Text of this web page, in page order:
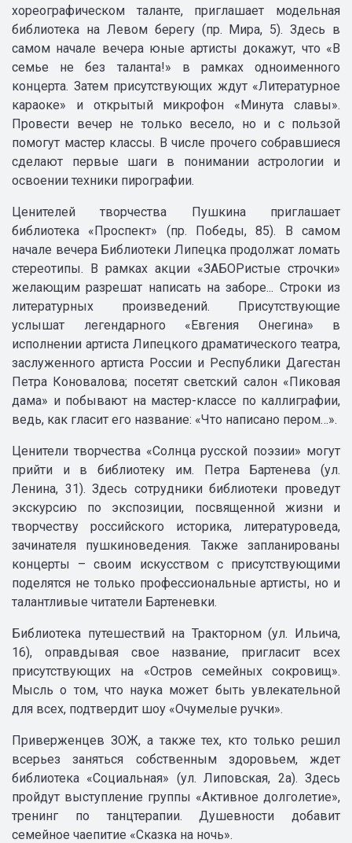
хореографическом таланте, приглашает модельная
библиотека на Левом берегу (пр. Мира, 5). Здесь в
самом начале вечера юные артисты докажут, что «В
семье не без таланта!» в рамках одноименного
концерта. Затем присутствующих ждут «Литературное
караоке» и открытый микрофон «Минута славы».
Провести вечер не только весело, но и с пользой
помогут мастер классы. В числе прочего собравшиеся
сделают первые шаги в понимании астрологии и
освоении техники пирографии.
Ценителей творчества Пушкина приглашает
библиотека «Проспект» (пр. Победы, 85). В самом
начале вечера Библиотеки Липецка продолжат ломать
стереотипы. В рамках акции «ЗАБОРистые строчки»
желающим разрешат написать на заборе... Строки из
литературных произведений. Присутствующие
услышат легендарного «Евгения Онегина» в
исполнении артиста Липецкого драматического театра,
заслуженного артиста России и Республики Дагестан
Петра Коновалова; посетят светский салон «Пиковая
дама» и побывают на мастер-классе по каллиграфии,
ведь, как гласит его название: «Что написано пером…».
Ценители творчества «Солнца русской поэзии» могут
прийти и в библиотеку им. Петра Бартенева (ул.
Ленина, 31). Здесь сотрудники библиотеки проведут
экскурсию по экспозиции, посвященной жизни и
творчеству российского историка, литературоведа,
зачинателя пушкиноведения. Также запланированы
концерты – своим искусством с присутствующими
поделятся не только профессиональные артисты, но и
талантливые читатели Бартеневки.
Библиотека путешествий на Тракторном (ул. Ильича,
16), оправдывая свое название, пригласит всех
присутствующих на «Остров семейных сокровищ».
Мысль о том, что наука может быть увлекательной
для всех, подтвердит шоу «Очумелые ручки».
Приверженцев ЗОЖ, а также тех, кто только решил
всерьез заняться собственным здоровьем, ждет
библиотека «Социальная» (ул. Липовская, 2а). Здесь
пройдут выступление группы «Активное долголетие»,
тренинг по танцтерапии. Душевности добавит
семейное чаепитие «Сказка на ночь».